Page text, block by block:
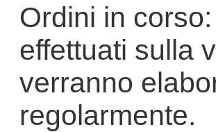
Ordini in
effettuati sulla
verranno
regolarmente.